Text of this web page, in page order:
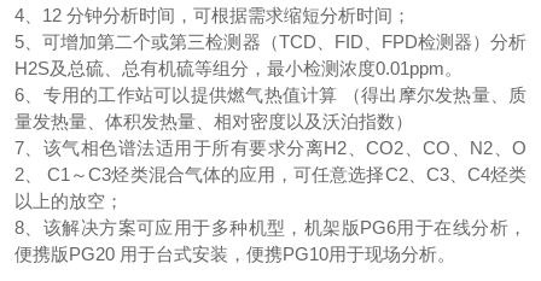
4、12 分钟分析时间，可根据需求缩短分析时间；
5、可增加第二个或第三检测器（TCD、FID、FPD检测器）分析
H2S及总硫、总有机硫等组分，最小检测浓度0.01ppm。
6、专用的工作站可以提供燃气热值计算 （得出摩尔发热量、质
量发热量、体积发热量、相对密度以及沃泊指数）
7、该气相色谱法适用于所有要求分离H2、CO2、CO、N2、O
2、 C1～C3烃类混合气体的应用，可任意选择C2、C3、C4烃类
以上的放空；
8、该解决方案可应用于多种机型，机架版PG6用于在线分析，
便携版PG20 用于台式安装，便携PG10用于现场分析。